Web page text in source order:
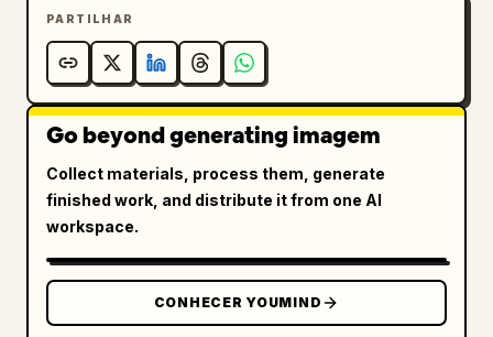
cama",
detalhes em madeira natural e plantas de
interior"
  },
    "resolution": "8k",
    "detail": "ultra alto",
    "realism": "máximo"
  }
}
PARTILHAR
Go beyond generating imagem
Collect materials, process them, generate
finished work, and distribute it from one AI
workspace.
CONHECER YOUMIND